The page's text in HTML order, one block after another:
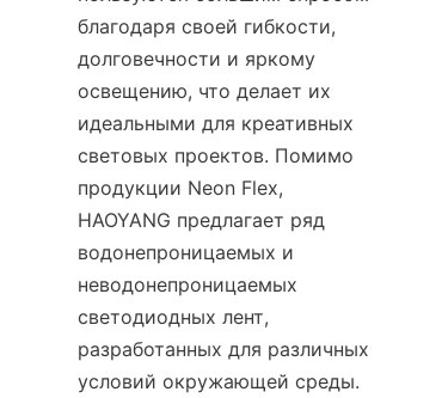
благодаря своей гибкости,
долговечности и яркому
освещению, что делает их
идеальными для креативных
световых проектов. Помимо
продукции Neon Flex,
HAOYANG предлагает ряд
водонепроницаемых и
неводонепроницаемых
светодиодных лент,
разработанных для различных
условий окружающей среды.